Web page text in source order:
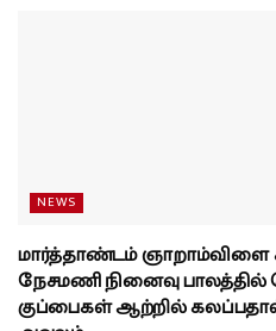
NEWS
மார்த்தாண்டம் ஞாறாம்விளை
நேசமணி நினைவு
குப்பைகள் ஆற்றில்